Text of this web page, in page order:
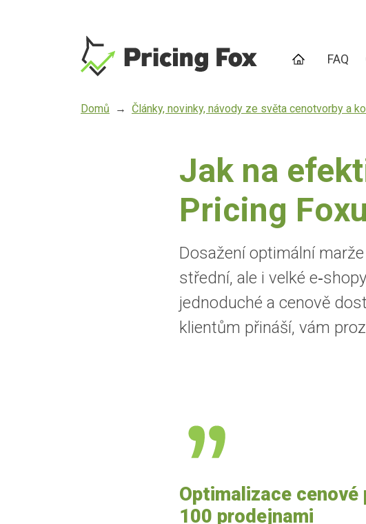
FAQ
Domů Články, novinky, návody ze světa cenotvorby a
Jak na
Pricing Foxu
Dosažení optimální
střední, ale i velké
jednoduché a cenově
klientům přináší, vám
Optimalizace
100 prodejnami